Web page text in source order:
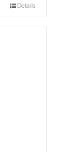
Details